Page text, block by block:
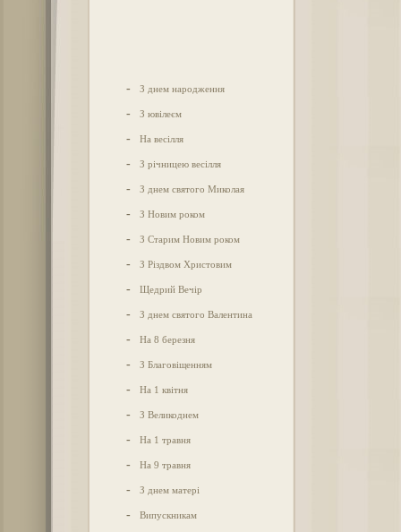
- З днем народження
- З ювілеєм
- На весілля
- З річницею весілля
- З днем святого Миколая
- З Новим роком
- З Старим Новим роком
- З Різдвом Христовим
- Щедрий Вечір
- З днем святого Валентина
- На 8 березня
- З Благовіщенням
- На 1 квітня
- З Великоднем
- На 1 травня
- На 9 травня
- З днем матері
- Випускникам